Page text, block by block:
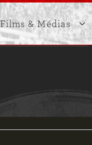
Contact
Sylvie Lindeperg
Institut national
Films & Médias
Entretiens écrits
Entretiens